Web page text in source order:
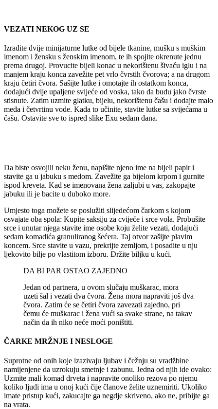
VEZATI NEKOG UZ SE
Izradite dvije minijaturne lutke od bijele tkanine, mušku s muškim
imenom i žensku s ženskim imenom, te ih spojite okrenute jednu
prema drugoj. Provucite bijeli konac u nekorištenu šivaću iglu i na
manjem kraju konca zavežite pet vrlo čvrstih čvorova; a na drugom
kraju četiri čvora. Sašijte lutke i omotajte ih ostatkom konca,
dodajući dvije upaljene svijeće od voska, tako da budu jako čvrste
stisnute. Zatim uzmite glatku, bijelu, nekorištenu čašu i dodajte malo
meda i četvrtinu vode. Kada to učinite, stavite lutke sa svijećama u
čašu. Ostavite sve to ispred slike Exu sedam dana.
Da biste osvojili neku ženu, napišite njeno ime na bijeli papir i
stavite ga u jabuku s medom. Zavežite ga bijelom krpom i gurnite
ispod kreveta. Kad se imenovana žena zaljubi u vas, zakopajte
jabuku ili je bacite u duboko more.
Umjesto toga možete se poslužiti slijedećom čarkom s kojom
osvajate oba spola: Kupite saksiju za cvijeće i srce vola. Probušite
srce i unutar njega stavite ime osobe koju želite vezati, dodajući
sedam komadića granuliranog šećera. Taj otvor zašijte plavim
koncem. Srce stavite u vazu, prekrijte zemljom, i posadite u nju
ljekovito bilje po vlastitom izboru. Držite biljku u kući.
DA BI PAR OSTAO ZAJEDNO
Jedan od partnera, u ovom slučaju muškarac, mora
uzeti šal i vezati dva čvora. Žena mora napraviti još dva
čvora. Zatim će se četiri čvora zavezati zajedno, pri
čemu će muškarac i žena vući sa svake strane, na takav
način da ih niko neće moći poništiti.
ČARKE MRŽNJE I NESLOGE
Suprotne od onih koje izazivaju ljubav i čežnju su vradžbine
namijenjene da uzrokuju smetnje i zabunu. Jedna od njih ide ovako:
Uzmite mali komad drveta i napravite onoliko rezova po njemu
koliko ljudi ima u onoj kući čije članove želite uznemiriti. Ukoliko
imate pristup kući, zakucajte ga negdje skriveno, ako ne, pribijte ga
na vrata.